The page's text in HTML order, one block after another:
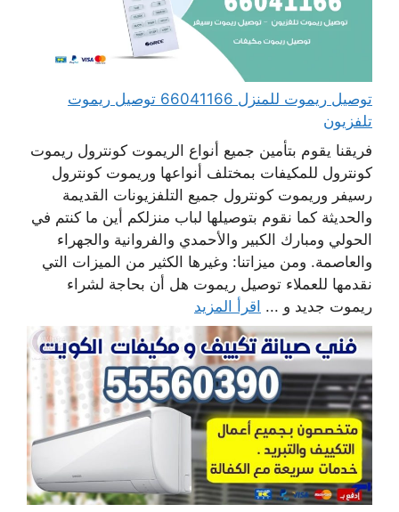
توصيل ريموت للمنزل 66041166 توصيل ريموت
تلفزيون
فريقنا يقوم بتأمين جميع أنواع الريموت كونترول ريموت
كونترول للمكيفات بمختلف أنواعها وريموت كونترول
رسيفر وريموت كونترول جميع التلفزيونات القديمة
والحديثة كما نقوم بتوصيلها لباب منزلكم أين ما كنتم في
الحولي ومبارك الكبير والأحمدي والفروانية والجهراء
والعاصمة. ومن ميزاتنا: وغيرها الكثير من الميزات التي
نقدمها للعملاء توصيل ريموت هل أن بحاجة لشراء
ريموت جديد و ... اقرأ المزيد